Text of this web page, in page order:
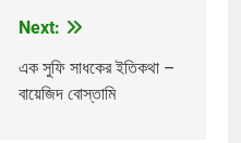
Next:
এক সুফি সাধকের ইতিকথা –
বায়েজিদ বোস্তামি